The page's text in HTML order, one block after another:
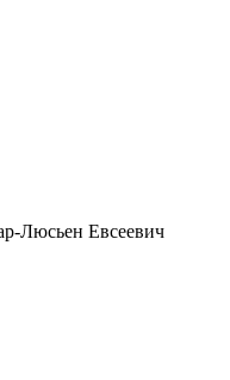
Люсьен Евсеевич